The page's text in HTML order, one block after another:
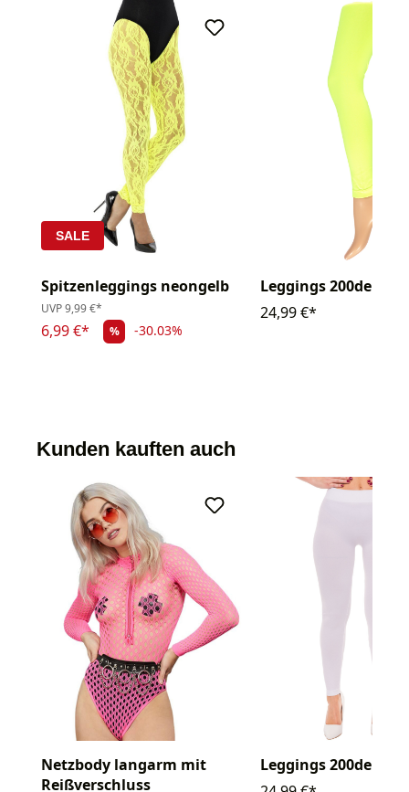
SALE
Spitzenleggings neongelb
UVP9,99 €*
6,99 €* % -30.03%
Leggings 200den
24,99 €*
Kunden kauften auch
Netzbody langarm mit
Reißverschluss
Leggings 200den